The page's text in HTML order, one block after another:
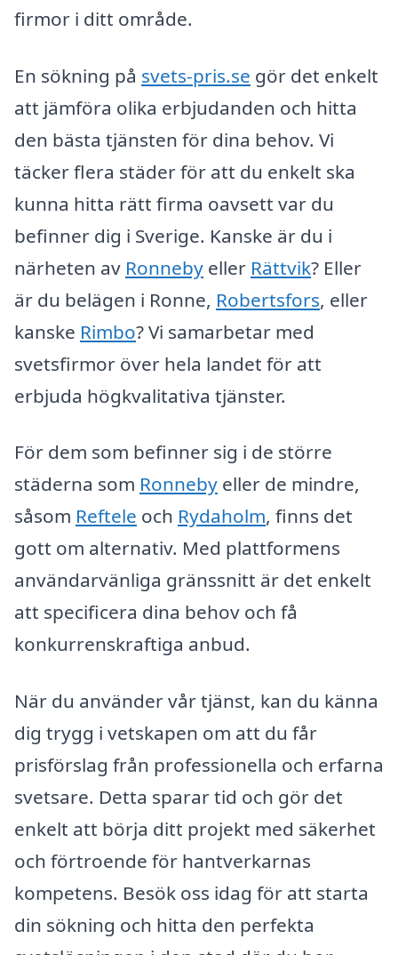
firmor i ditt område.
En sökning på svets-pris.se gör det enkelt
att jämföra olika erbjudanden och hitta
den bästa tjänsten för dina behov. Vi
täcker flera städer för att du enkelt ska
kunna hitta rätt firma oavsett var du
befinner dig i Sverige. Kanske är du i
närheten av Ronneby eller Rättvik? Eller
är du belägen i Ronne, Robertsfors, eller
kanske Rimbo? Vi samarbetar med
svetsfirmor över hela landet för att
erbjuda högkvalitativa tjänster.
För dem som befinner sig i de större
städerna som Ronneby eller de mindre,
såsom Reftele och Rydaholm, finns det
gott om alternativ. Med plattformens
användarvänliga gränssnitt är det enkelt
att specificera dina behov och få
konkurrenskraftiga anbud.
När du använder vår tjänst, kan du känna
dig trygg i vetskapen om att du får
prisförslag från professionella och erfarna
svetsare. Detta sparar tid och gör det
enkelt att börja ditt projekt med säkerhet
och förtroende för hantverkarnas
kompetens. Besök oss idag för att starta
din sökning och hitta den perfekta